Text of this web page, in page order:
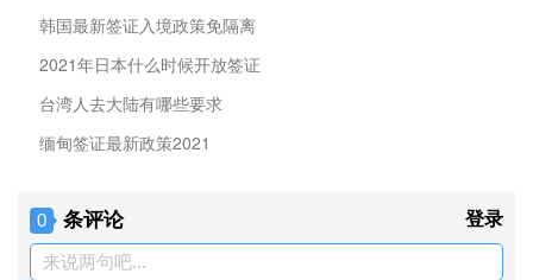
韩国最新签证入境政策免隔离
2021年日本什么时候开放签证
台湾人去大陆有哪些要求
缅甸签证最新政策2021
0 条评论 登录
来说两句吧...